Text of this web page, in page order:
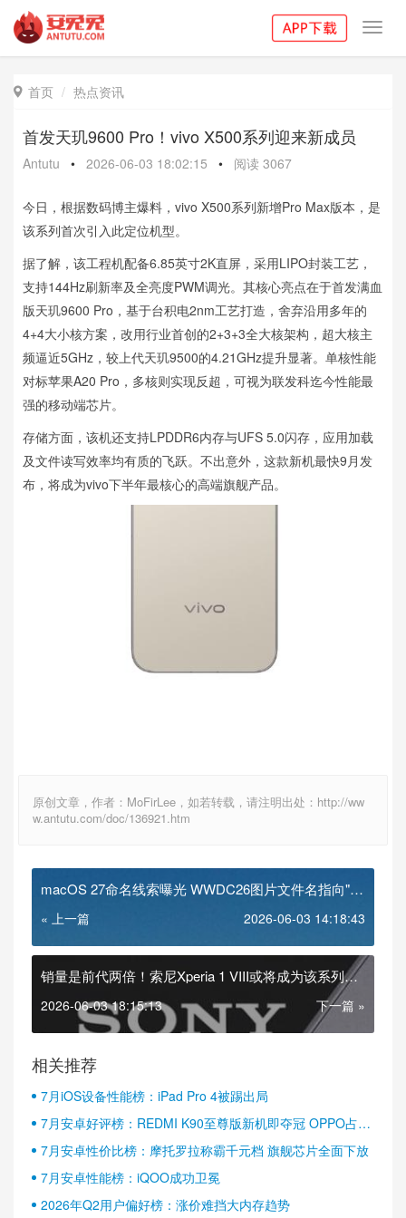
 首页 热点资讯
首发天玑9600 Pro！vivo X500系列迎来新成员
Antutu • 2026-06-03 18:02:15 • 阅读 3067
今日，根据数码博主爆料，vivo X500系列新增Pro Max版本，是
该系列首次引入此定位机型。
据了解，该工程机配备6.85英寸2K直屏，采用LIPO封装工艺，
支持144Hz刷新率及全亮度PWM调光。其核心亮点在于首发满血
版天玑9600 Pro，基于台积电2nm工艺打造，舍弃沿用多年的
4+4大小核方案，改用行业首创的2+3+3全大核架构，超大核主
频逼近5GHz，较上代天玑9500的4.21GHz提升显著。单核性能
对标苹果A20 Pro，多核则实现反超，可视为联发科迄今性能最
强的移动端芯片。
存储方面，该机还支持LPDDR6内存与UFS 5.0闪存，应用加载
及文件读写效率均有质的飞跃。不出意外，这款新机最快9月发
布，将成为vivo下半年最核心的高端旗舰产品。
原创文章，作者：MoFirLee，如若转载，请注明出处：http://ww
w.antutu.com/doc/136921.htm
macOS 27命名线索曝光 WWDC26图片文件名指向"大
« 上一篇 2026-06-03 14:18:43
销量是前代两倍！索尼Xperia 1 VIII或将成为该系列最
畅销机型
2026-06-03 18:15:13 下一篇 »
相关推荐
7月iOS设备性能榜：iPad Pro 4被踢出局
7月安卓好评榜：REDMI K90至尊版新机即夺冠 OPPO占据
半壁江山
7月安卓性价比榜：摩托罗拉称霸千元档 旗舰芯片全面下放
7月安卓性能榜：iQOO成功卫冕
2026年Q2用户偏好榜：涨价难挡大内存趋势